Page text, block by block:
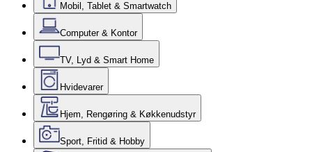
Mobil, Tablet & Smartwatch
Computer & Kontor
TV, Lyd & Smart Home
Hvidevarer
Hjem, Rengøring & Køkkenudstyr
Sport, Fritid & Hobby